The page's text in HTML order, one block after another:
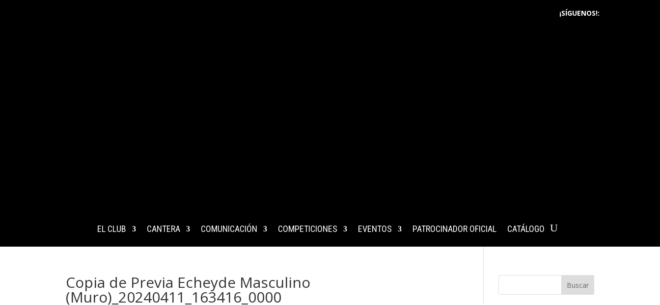
¡SÍGUENOS!:
EL CLUB CANTERA COMUNICACIÓN COMPETICIONES EVENTOS PATROCINADOR OFICIAL CATÁLOGO
Copia de Previa Echeyde Masculino
(Muro)_20240411_163416_0000